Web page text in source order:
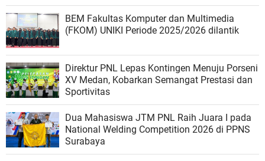
BEM Fakultas Komputer dan Multimedia
(FKOM) UNIKI Periode 2025/2026 dilantik
Direktur PNL Lepas Kontingen Menuju Porseni
XV Medan, Kobarkan Semangat Prestasi dan
Sportivitas
Dua Mahasiswa JTM PNL Raih Juara I pada
National Welding Competition 2026 di PPNS
Surabaya